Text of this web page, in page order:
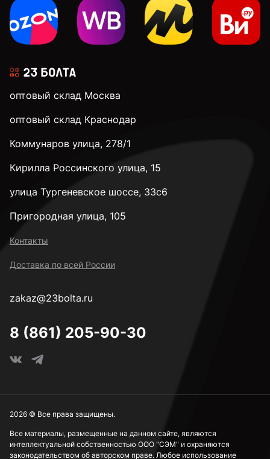
оптовый склад Москва
оптовый склад Краснодар
Коммунаров улица, 278/1
Кирилла Россинского улица, 15
улица Тургеневское шоссе, 33с6
Пригородная улица, 105
Контакты
Доставка по всей России
zakaz@23bolta.ru
8 (861) 205-90-30
Все материалы, размещенные на данном сайте, являются
интеллектуальной собственностью ООО "СЭМ" и охраняются
законодательством об авторском праве. Любое использование
2026 © Все права защищены.